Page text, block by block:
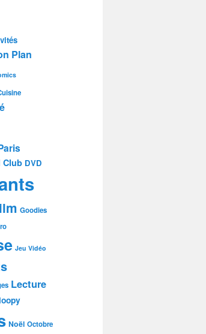
Plan
Club DVD
Goodies
Jeu Vidéo
Lecture
Noël Octobre